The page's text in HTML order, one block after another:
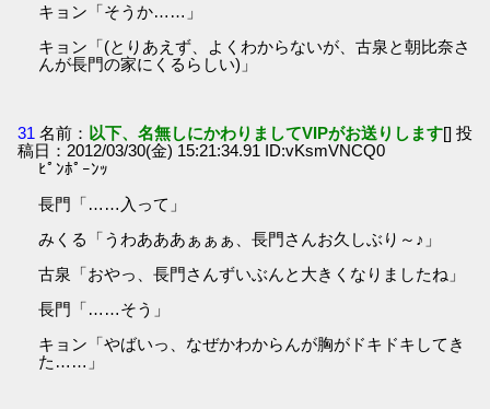
キョン「そうか……」
キョン「(とりあえず、よくわからないが、古泉と朝比奈さ
んが長門の家にくるらしい)」
31 名前： 以下、名無しにかわりましてVIPがお送りします[] 投
稿日：2012/03/30(金) 15:21:34.91 ID:vKsmVNCQ0
ﾋﾟﾝﾎﾟｰﾝｯ
長門「……入って」
みくる「うわあああぁぁぁ、長門さんお久しぶり～♪」
古泉「おやっ、長門さんずいぶんと大きくなりましたね」
長門「……そう」
キョン「やばいっ、なぜかわからんが胸がドキドキしてき
た……」